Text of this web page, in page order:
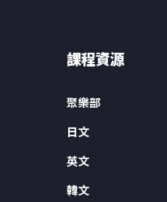
課程資源
聚樂部
日文
英文
韓文